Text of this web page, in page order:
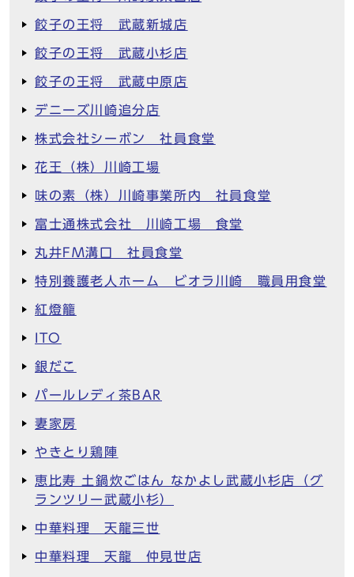
餃子の王将 武蔵新城店
餃子の王将 武蔵小杉店
餃子の王将 武蔵中原店
デニーズ川崎追分店
株式会社シーボン 社員食堂
花王（株）川崎工場
味の素（株）川崎事業所内 社員食堂
富士通株式会社 川崎工場 食堂
丸井FM溝口 社員食堂
特別養護老人ホーム ビオラ川崎 職員用食堂
紅燈籠
ITO
銀だこ
パールレディ茶BAR
妻家房
やきとり鶏陣
恵比寿 土鍋炊ごはん なかよし武蔵小杉店（グ
ランツリー武蔵小杉）
中華料理 天龍三世
中華料理 天龍 仲見世店